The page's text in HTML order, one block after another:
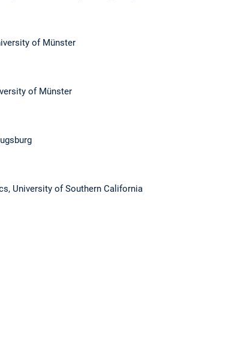
of Münster
of Münster
University of Southern California